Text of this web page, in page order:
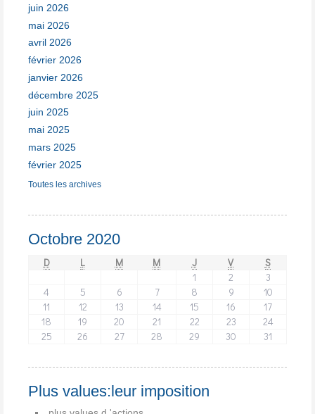
juin 2026
mai 2026
avril 2026
février 2026
janvier 2026
décembre 2025
juin 2025
mai 2025
mars 2025
février 2025
Toutes les archives
Octobre 2020
D L M M J V
S
1
2
3
4
5 6 7 8 9
10
11
12 13 14 15 16
17
18
19 20 21 22 23
24
25
26 27 28 29 30 31
Plus values:leur imposition